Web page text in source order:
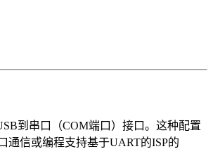
到串口（COM端口）接口。这种配置
通信或编程支持基于UART的ISP的